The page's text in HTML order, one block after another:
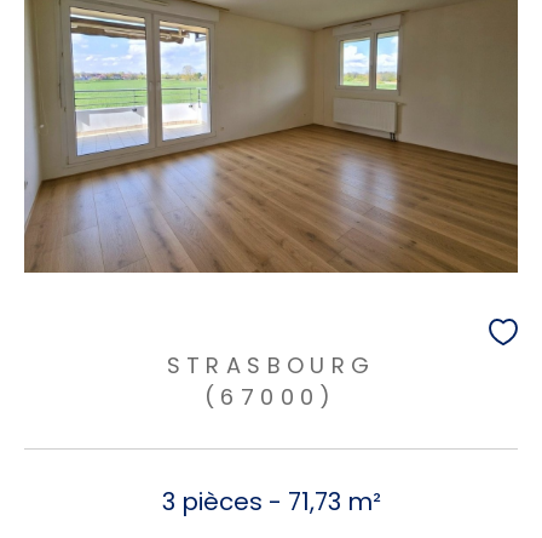
STRASBOURG
(67000)
3 pièces - 71,73 m²